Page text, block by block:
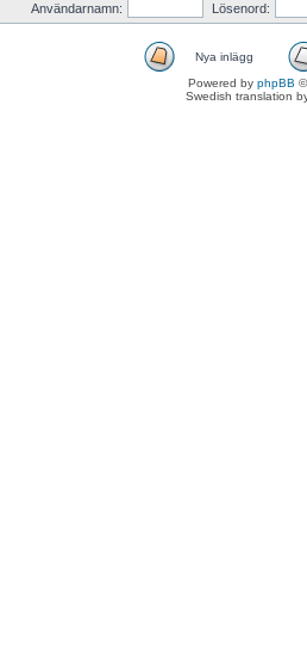
Användarnamn: Lösenord:
Nya inlägg
Powered by phpBB
Swedish translation